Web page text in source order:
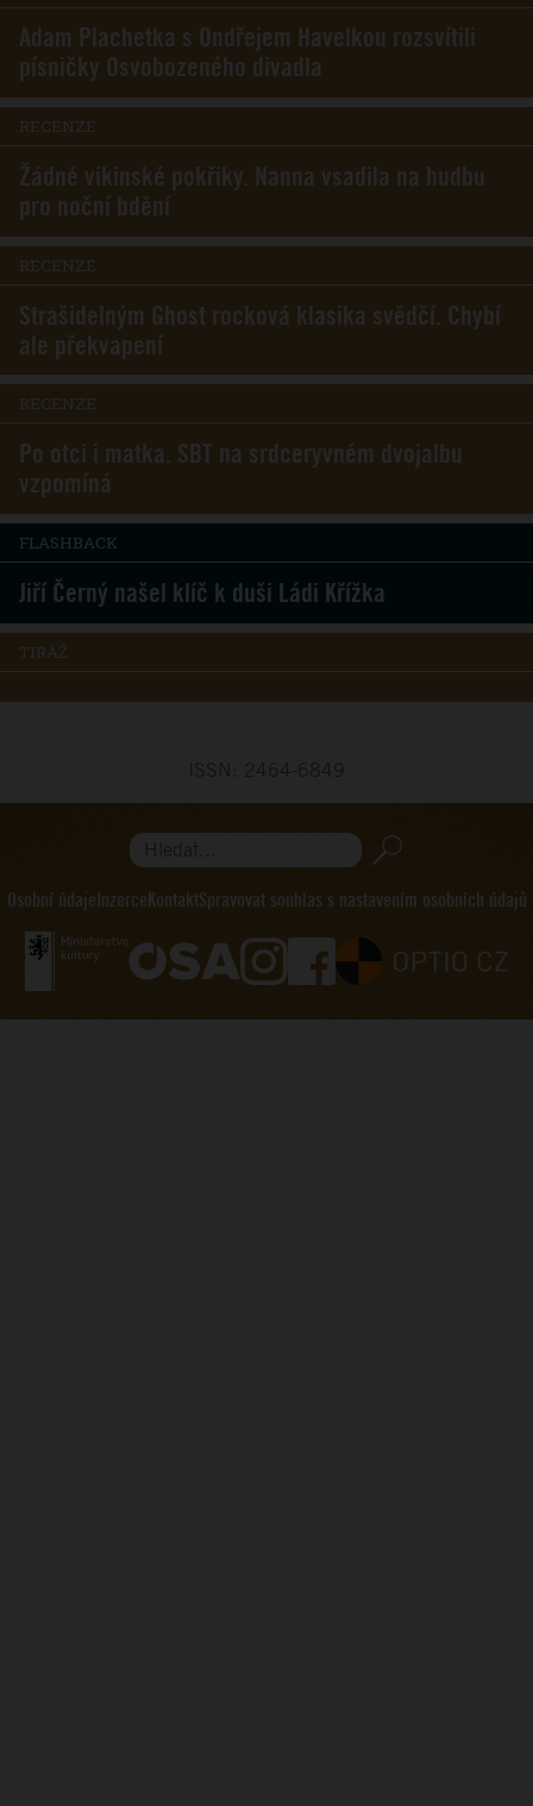
Adam Plachetka s Ondřejem Havelkou rozsvítili
písničky Osvobozeného divadla
RECENZE
Žádné vikinské pokřiky. Nanna vsadila na hudbu
pro noční bdění
RECENZE
Strašidelným Ghost rocková klasika svědčí. Chybí
ale překvapení
RECENZE
Po otci i matka. SBT na srdceryvném dvojalbu
vzpomíná
FLASHBACK
Jiří Černý našel klíč k duši Ládi Křížka
TIRÁŽ
Hledat...
Osobní údajeInzerceKontaktSpravovat souhlas s nastavením osobních údajů